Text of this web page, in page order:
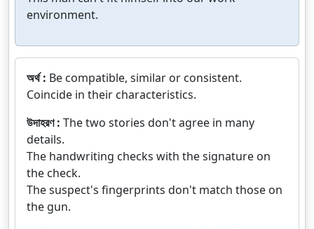
environment.
অর্থ : Be compatible, similar or consistent.
Coincide in their characteristics.
উদাহরণ : The two stories don't agree in many
details.
The handwriting checks with the signature on
the check.
The suspect's fingerprints don't match those on
the gun.